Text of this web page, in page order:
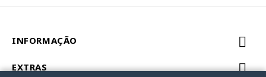
INFORMAÇÃO
EXTRAS